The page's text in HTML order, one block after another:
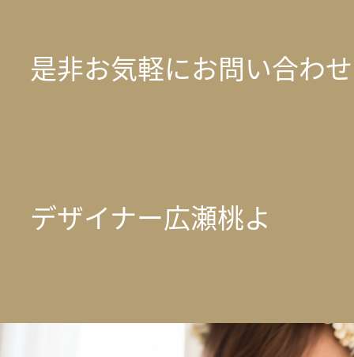
是非お気軽にお問い合わ
デザイナー広瀬桃よ